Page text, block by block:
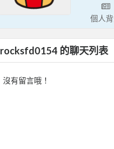
個人
rocksfd0154 的聊天列表
沒有留言哦！